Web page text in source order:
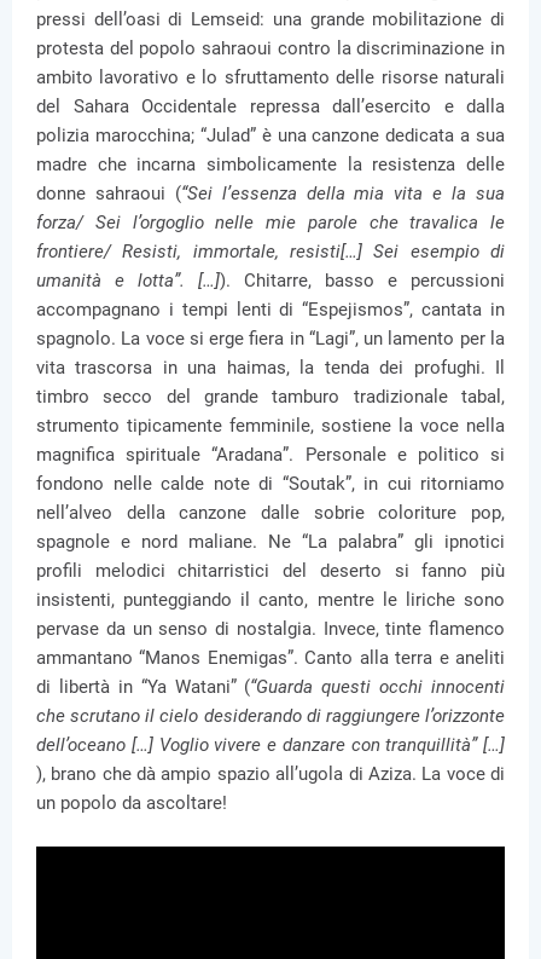
pressi dell’oasi di Lemseid: una grande mobilitazione di
protesta del popolo sahraoui contro la discriminazione in
ambito lavorativo e lo sfruttamento delle risorse naturali
del Sahara Occidentale repressa dall’esercito e dalla
polizia marocchina; “Julad” è una canzone dedicata a sua
madre che incarna simbolicamente la resistenza delle
donne sahraoui (“Sei l’essenza della mia vita e la sua
forza/ Sei l’orgoglio nelle mie parole che travalica le
frontiere/ Resisti, immortale, resisti[…] Sei esempio di
umanità e lotta”. […]). Chitarre, basso e percussioni
accompagnano i tempi lenti di “Espejismos”, cantata in
spagnolo. La voce si erge fiera in “Lagi”, un lamento per la
vita trascorsa in una haimas, la tenda dei profughi. Il
timbro secco del grande tamburo tradizionale tabal,
strumento tipicamente femminile, sostiene la voce nella
magnifica spirituale “Aradana”. Personale e politico si
fondono nelle calde note di “Soutak”, in cui ritorniamo
nell’alveo della canzone dalle sobrie coloriture pop,
spagnole e nord maliane. Ne “La palabra” gli ipnotici
profili melodici chitarristici del deserto si fanno più
insistenti, punteggiando il canto, mentre le liriche sono
pervase da un senso di nostalgia. Invece, tinte flamenco
ammantano “Manos Enemigas”. Canto alla terra e aneliti
di libertà in “Ya Watani” (“Guarda questi occhi innocenti
che scrutano il cielo desiderando di raggiungere l’orizzonte
dell’oceano […] Voglio vivere e danzare con tranquillità” […]
), brano che dà ampio spazio all’ugola di Aziza. La voce di
un popolo da ascoltare!